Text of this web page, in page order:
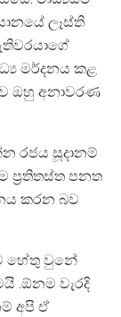
ලෑස්ති
මර්දනය කළ
ඔහු අනාවරණ
රජය සූදානම්
ප්‍රතිතස්ත පනත
කරන බව
හේතු වුනේ
.ඕනම වැරදි
අපි ඒ